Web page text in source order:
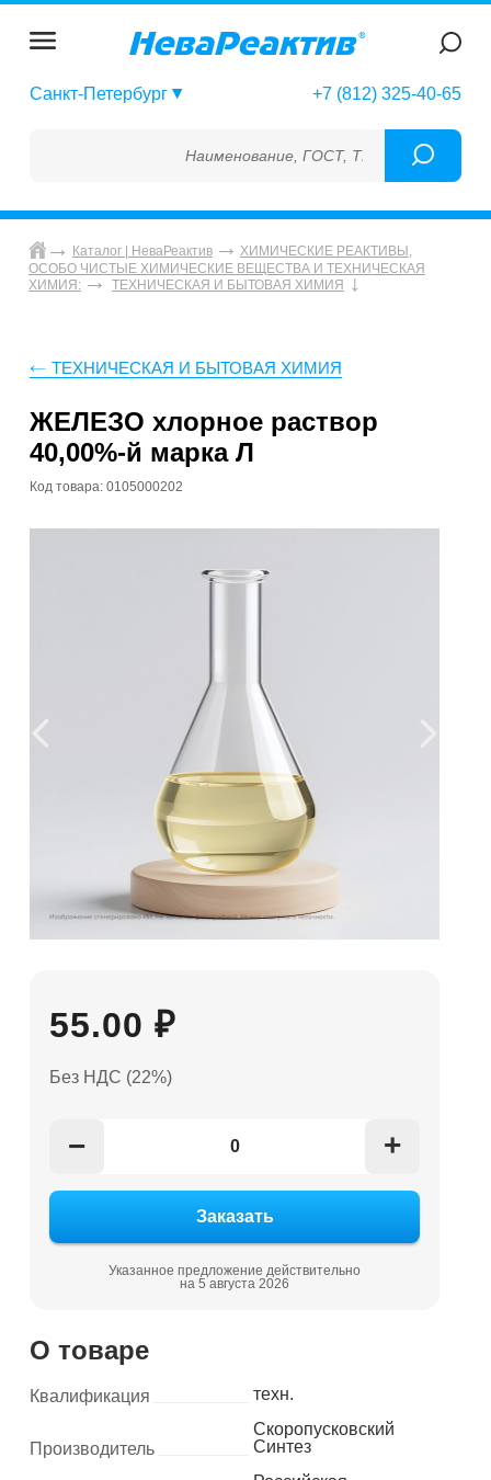
Санкт-Петербург +7 (812) 325-40-65
Наименование, ГОСТ, ТУ, ГСО, МСО, ОСО,
Каталог | НеваРеактив
ХИМИЧЕСКИЕ РЕАКТИВЫ,
ОСОБО ЧИСТЫЕ ХИМИЧЕСКИЕ ВЕЩЕСТВА И ТЕХНИЧЕСКАЯ
ХИМИЯ:
ТЕХНИЧЕСКАЯ И БЫТОВАЯ ХИМИЯ
ТЕХНИЧЕСКАЯ И БЫТОВАЯ ХИМИЯ
ЖЕЛЕЗО хлорное раствор
40,00%-й марка Л
Код товара: 0105000202
55.00 ₽
Без НДС (22%)
− +
Указанное предложение действительно
на 5 августа 2026
О товаре
Квалификация техн.
Производитель
Скоропусковский
Синтез